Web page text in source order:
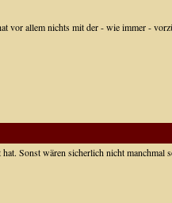
vor allem nichts mit der - wie immer -
Sonst wären sicherlich nicht manchmal